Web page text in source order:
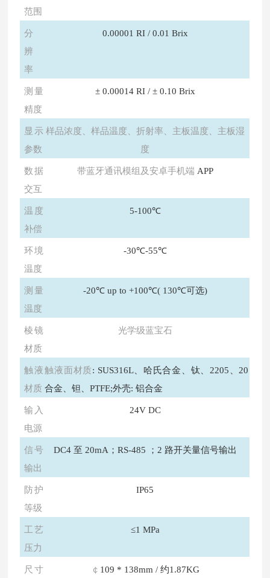
范围
分
辨
率
0.00001 RI / 0.01 Brix
测量
精度
± 0.00014 RI / ± 0.10 Brix
显示
参数
样品浓度、样品温度、折射率、主板温度、主板湿
度
数据
交互
带蓝牙通讯模组及安卓手机端 APP
温度
补偿
5-100℃
环境
温度
-30℃-55℃
测量
温度
-20℃ up to +100℃( 130℃可选)
棱镜
材质
光学级蓝宝石
触液
材质
触液面材质: SUS316L、哈氏合金、钛、2205、20
合金、钽、PTFE;外壳: 铝合金
输入
电源
24V DC
信号
输出
DC4 至 20mA；RS-485 ；2 路开关量信号输出
防护
等级
IP65
工艺
压力
≤1 MPa
尺寸
￠ 109 * 138mm / 约1.87KG